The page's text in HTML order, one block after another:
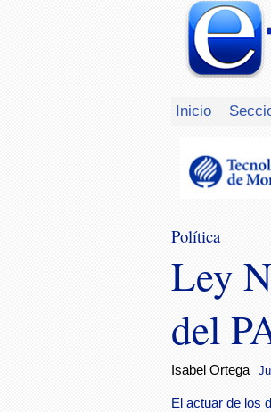
Inicio
Política
Ley
del
Isabel Ortega
El actuar de los